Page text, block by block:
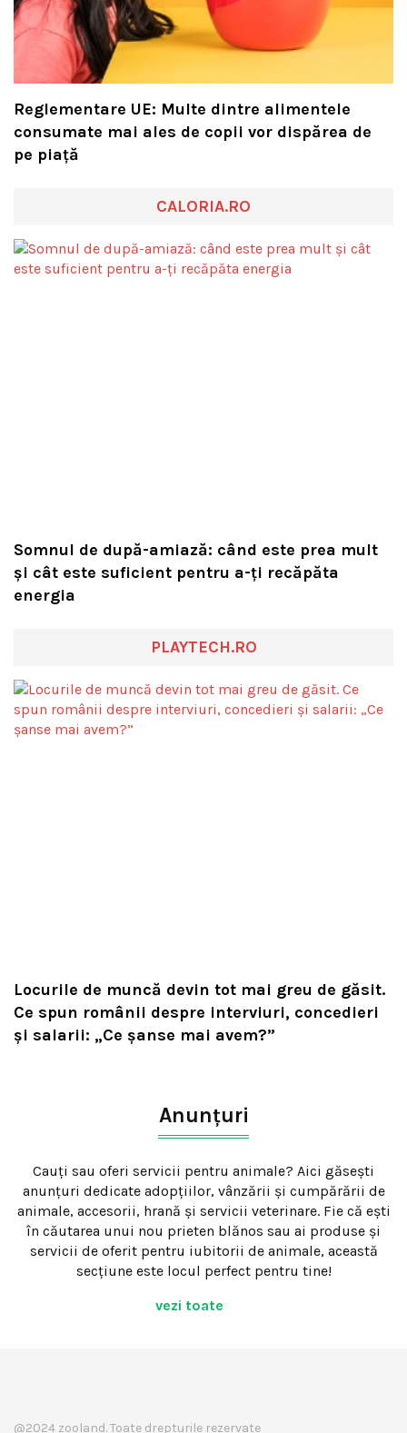
Reglementare UE: Multe dintre alimentele
consumate mai ales de copii vor dispărea de
pe piață
CALORIA.RO
Somnul de după-amiază: când este prea mult
și cât este suficient pentru a-ți recăpăta
energia
PLAYTECH.RO
Locurile de muncă devin tot mai greu de găsit.
Ce spun românii despre interviuri, concedieri
și salarii: „Ce șanse mai avem?”
Anunțuri
Cauți sau oferi servicii pentru animale? Aici găsești
anunțuri dedicate adopțiilor, vânzării și cumpărării de
animale, accesorii, hrană și servicii veterinare. Fie că ești
în căutarea unui nou prieten blănos sau ai produse și
servicii de oferit pentru iubitorii de animale, această
secțiune este locul perfect pentru tine!
vezi toate
@2024 zooland. Toate drepturile rezervate